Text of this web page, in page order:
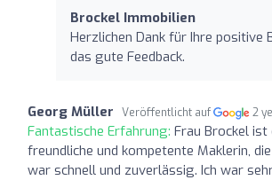
Brockel Immobilien
Herzlichen Dank für Ihre positive
das gute Feedback.
Georg Müller Veröffentlicht auf 2
Fantastische Erfahrung: Frau Brockel ist
freundliche und kompetente Maklerin,
war schnell und zuverlässig. Ich war